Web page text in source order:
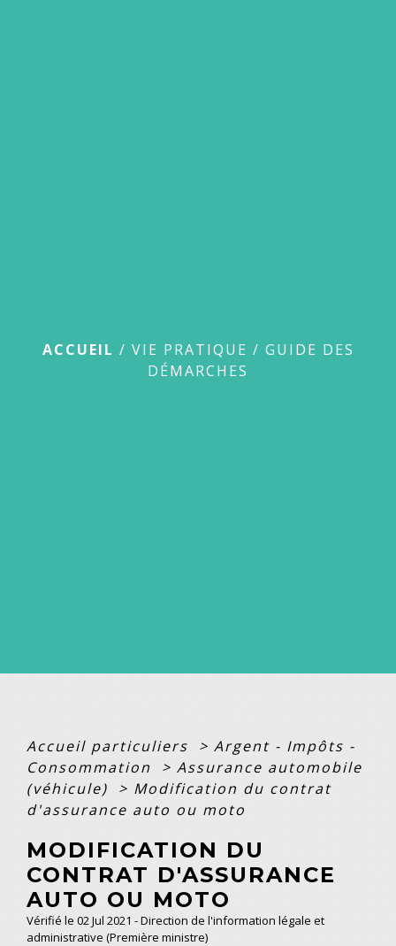
ACCUEIL / VIE PRATIQUE / GUIDE DES
DÉMARCHES
Accueil particuliers > Argent - Impôts -
Consommation
> Assurance automobile
(véhicule)
> Modification du contrat
d'assurance auto ou moto
MODIFICATION DU
CONTRAT D'ASSURANCE
AUTO OU MOTO
Vérifié le 02 Jul 2021 - Direction de l'information légale et
administrative (Première ministre)